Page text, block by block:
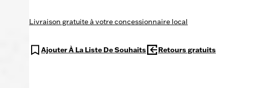
Livraison gratuite à votre concessionnaire local
Ajouter À La Liste De Souhaits Retours gratuits